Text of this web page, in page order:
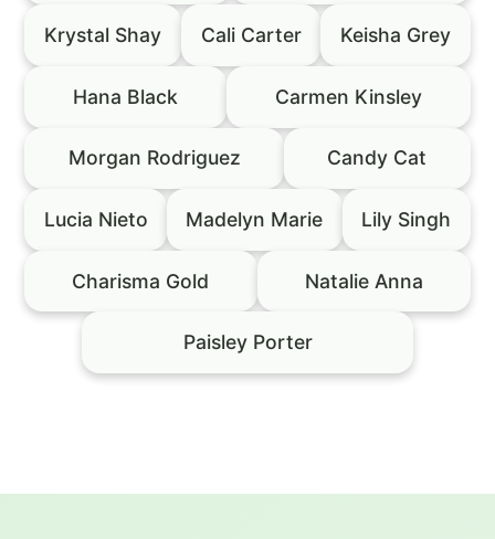
Krystal Shay Cali Carter Keisha Grey
Hana Black Carmen Kinsley
Morgan Rodriguez Candy Cat
Lucia Nieto Madelyn Marie Lily Singh
Charisma Gold Natalie Anna
Paisley Porter